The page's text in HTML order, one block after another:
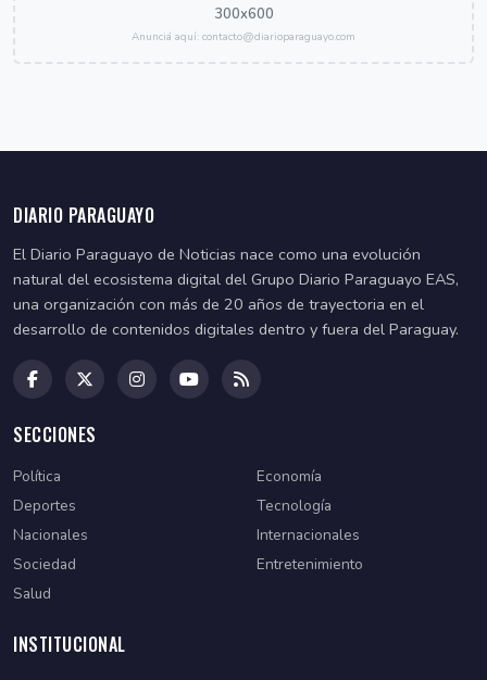
300x600
Anunciá aquí: contacto@diarioparaguayo.com
DIARIO PARAGUAYO
El Diario Paraguayo de Noticias nace como una evolución
natural del ecosistema digital del Grupo Diario Paraguayo EAS,
una organización con más de 20 años de trayectoria en el
desarrollo de contenidos digitales dentro y fuera del Paraguay.
SECCIONES
Política
Economía
Deportes
Tecnología
Nacionales
Internacionales
Sociedad
Entretenimiento
Salud
INSTITUCIONAL